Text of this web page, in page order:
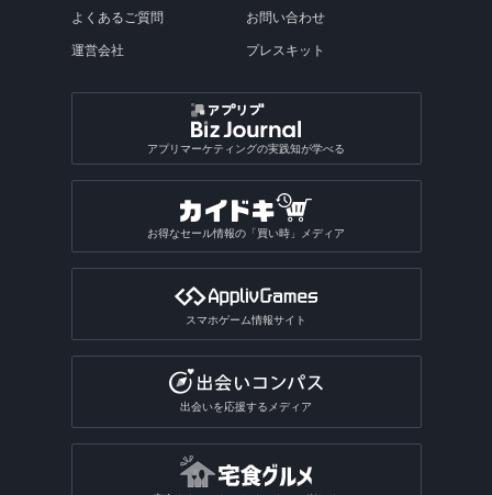
よくあるご質問
運営会社
お問い合わせ
プレスキット
アプリマーケティングの実践知が学べる
お得なセール情報の「買い時」メディア
スマホゲーム情報サイト
出会いを応援するメディア